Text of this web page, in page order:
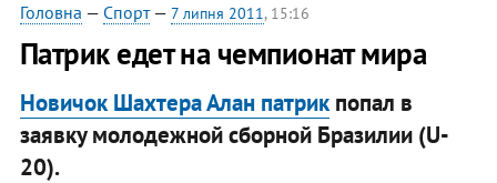
Головна — Спорт— 7 липня 2011, 15:16
Патрик едет на чемпионат мира
Новичок Шахтера Алан патрикпопал в
заявку молодежной сборной Бразилии (U-
20).